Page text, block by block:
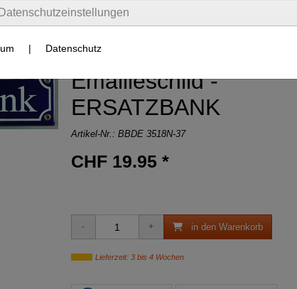
Emailleschild -
ERSATZBANK
Artikel-Nr.: BBDE 3518N-37
CHF 19.95 *
in den Warenkorb
Lieferzeit: 3 bis 4 Wochen
| Datenschutz